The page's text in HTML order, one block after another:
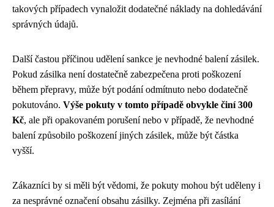
takových případech vynaložit dodatečné náklady na dohledávání
správných údajů.
Další častou příčinou udělení sankce je nevhodné balení zásilek.
Pokud zásilka není dostatečně zabezpečena proti poškození
během přepravy, může být podání odmítnuto nebo dodatečně
pokutováno. Výše pokuty v tomto případě obvykle činí 300
Kč, ale při opakovaném porušení nebo v případě, že nevhodné
balení způsobilo poškození jiných zásilek, může být částka
vyšší.
Zákazníci by si měli být vědomi, že pokuty mohou být uděleny i
za nesprávné označení obsahu zásilky. Zejména při zasílání